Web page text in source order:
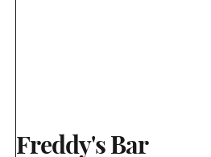
Freddy's Bar